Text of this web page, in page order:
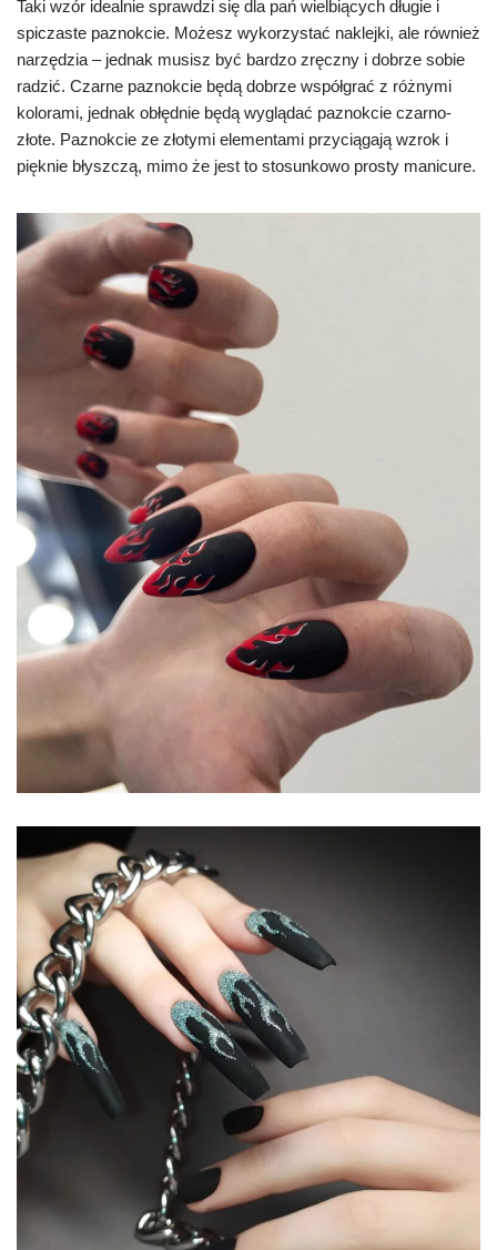
Taki wzór idealnie sprawdzi się dla pań wielbiących długie i
spiczaste paznokcie. Możesz wykorzystać naklejki, ale również
narzędzia – jednak musisz być bardzo zręczny i dobrze sobie
radzić. Czarne paznokcie będą dobrze współgrać z różnymi
kolorami, jednak obłędnie będą wyglądać paznokcie czarno-
złote. Paznokcie ze złotymi elementami przyciągają wzrok i
pięknie błyszczą, mimo że jest to stosunkowo prosty manicure.